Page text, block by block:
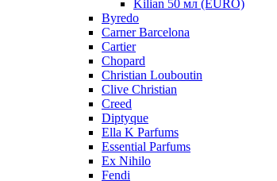
Kilian 50 мл (EURO)
Byredo
Carner Barcelona
Cartier
Chopard
Christian Louboutin
Clive Christian
Creed
Diptyque
Ella K Parfums
Essential Parfums
Ex Nihilo
Fendi